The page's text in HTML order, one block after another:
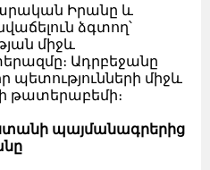
Իրանը և
ձգտող՝
միջև
Ադրբեջանը
պետությունների միջև
թատերաբեմի։
պայմանագրերից